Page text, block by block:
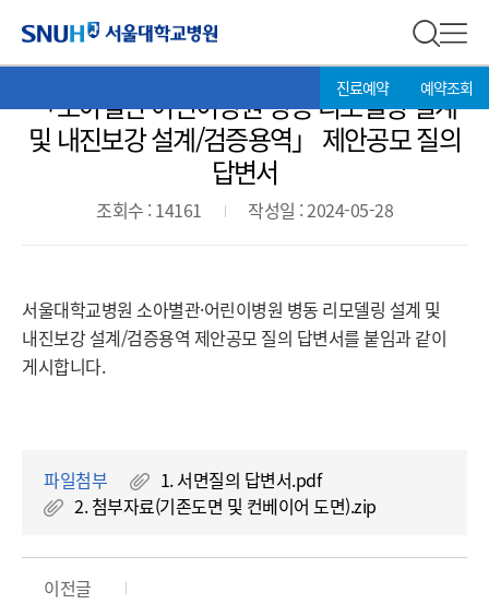
전체 검
재
위
치:
진료예약 예약조회
입찰정보
「소아별관·어린이병원 병동 리모델링 설계
및 내진보강 설계/검증용역」 제안공모 질의
답변서
조회수 : 14161 작성일 : 2024-05-28
서울대학교병원 소아별관·어린이병원 병동 리모델링 설계 및
내진보강 설계/검증용역 제안공모 질의 답변서를 붙임과 같이
게시합니다.
파일첨부
1. 서면질의 답변서.pdf
2. 첨부자료(기존도면 및 컨베이어 도면).zip
이전글